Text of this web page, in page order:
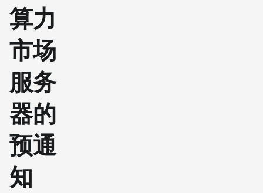
算力
市场
服务
器的
预通
知